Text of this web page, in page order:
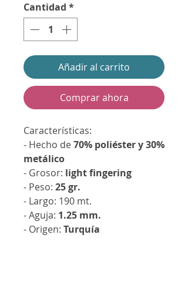
Cantidad *
Añadir al carrito
Comprar ahora
Características:
- Hecho de70% poliéster y 30%
metálico
- Grosor: light fingering
- Peso: 25 gr.
- Largo: 190 mt.
- Aguja: 1.25 mm.
- Origen: Turquía